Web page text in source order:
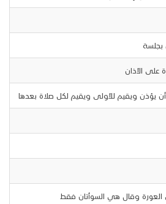
بجلسة
على الأذان
يؤذن ويقيم للأولى ويقيم لكل صلاة بعدها
العورة وقال هي السوأتان فقط